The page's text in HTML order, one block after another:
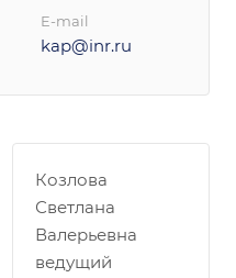
E-mail
kap@inr.ru
Козлова
Светлана
Валерьевна
ведущий